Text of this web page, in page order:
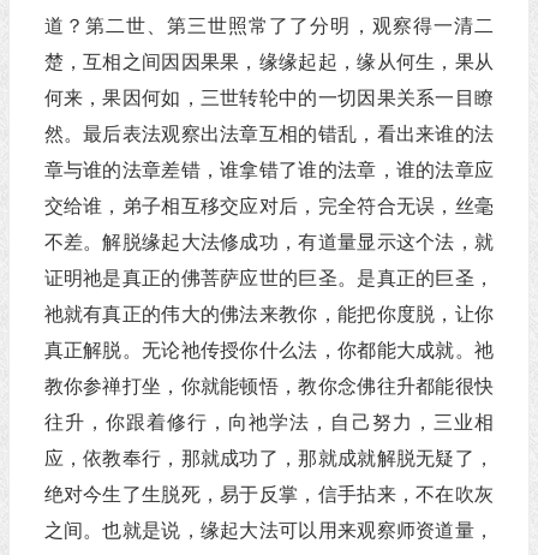
道？第二世、第三世照常了了分明，观察得一清二
楚，互相之间因因果果，缘缘起起，缘从何生，果从
何来，果因何如，三世转轮中的一切因果关系一目瞭
然。最后表法观察出法章互相的错乱，看出来谁的法
章与谁的法章差错，谁拿错了谁的法章，谁的法章应
交给谁，弟子相互移交应对后，完全符合无误，丝毫
不差。解脱缘起大法修成功，有道量显示这个法，就
证明祂是真正的佛菩萨应世的巨圣。是真正的巨圣，
祂就有真正的伟大的佛法来教你，能把你度脱，让你
真正解脱。无论祂传授你什么法，你都能大成就。祂
教你参禅打坐，你就能顿悟，教你念佛往升都能很快
往升，你跟着修行，向祂学法，自己努力，三业相
应，依教奉行，那就成功了，那就成就解脱无疑了，
绝对今生了生脱死，易于反掌，信手拈来，不在吹灰
之间。也就是说，缘起大法可以用来观察师资道量，